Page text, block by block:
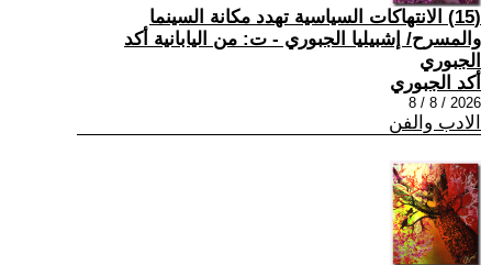
(15) الانتهاكات السياسية تهدد مكانة السينما
والمسرح/ إشبيليا الجبوري - ت: من اليابانية أكد
الجبوري
أكد الجبوري
2026 / 8 / 8
الادب والفن